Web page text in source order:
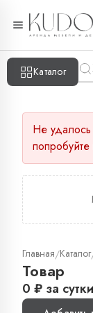
Каталог
Не удалось
Главная/Каталог
Товар
0 ₽ за сутки